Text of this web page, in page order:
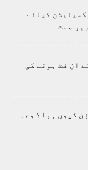
کیلئے
ان فٹ ہونے کی
ڈاؤن کیوں ہوا؟ وجہ